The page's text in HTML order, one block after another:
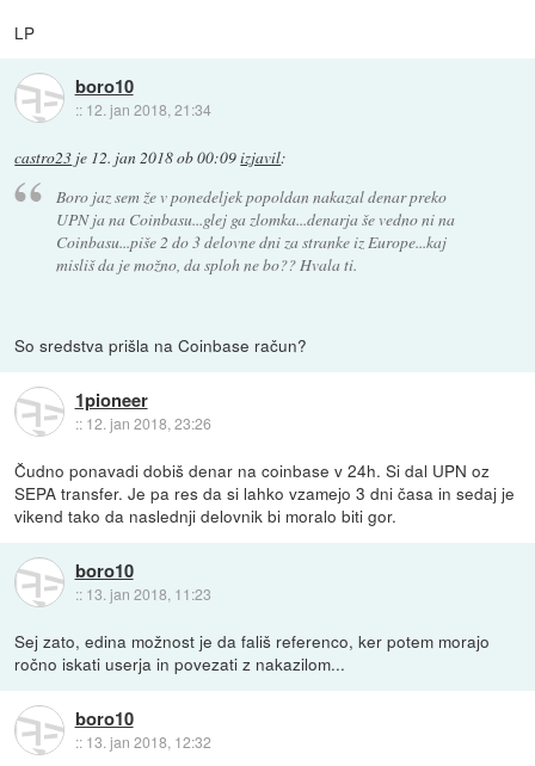
LP
boro10
:: 12. jan 2018, 21:34
castro23 je 12. jan 2018 ob 00:09izjavil:
Boro jaz sem že v ponedeljek popoldan nakazal denar preko
UPN ja na Coinbasu...glej ga zlomka...denarja še vedno ni na
Coinbasu...piše 2 do 3 delovne dni za stranke iz Europe...kaj
misliš da je možno, da sploh ne bo?? Hvala ti.
So sredstva prišla na Coinbase račun?
1pioneer
:: 12. jan 2018, 23:26
Čudno ponavadi dobiš denar na coinbase v 24h. Si dal UPN oz
SEPA transfer. Je pa res da si lahko vzamejo 3 dni časa in sedaj je
vikend tako da naslednji delovnik bi moralo biti gor.
boro10
:: 13. jan 2018, 11:23
Sej zato, edina možnost je da fališ referenco, ker potem morajo
ročno iskati userja in povezati z nakazilom...
boro10
:: 13. jan 2018, 12:32